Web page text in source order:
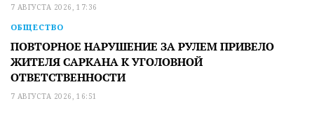
7 АВГУСТА 2026, 17:36
ОБЩЕСТВО
ПОВТОРНОЕ НАРУШЕНИЕ ЗА РУЛЕМ ПРИВЕЛО
ЖИТЕЛЯ САРКАНА К УГОЛОВНОЙ
ОТВЕТСТВЕННОСТИ
7 АВГУСТА 2026, 16:51